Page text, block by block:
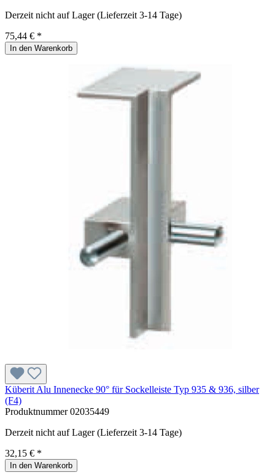
Derzeit nicht auf Lager (Lieferzeit 3-14 Tage)
75,44 € *
In den Warenkorb
Küberit Alu Innenecke 90° für Sockelleiste Typ 935 & 936, silber
(F4)
Produktnummer02035449
Derzeit nicht auf Lager (Lieferzeit 3-14 Tage)
32,15 € *
In den Warenkorb